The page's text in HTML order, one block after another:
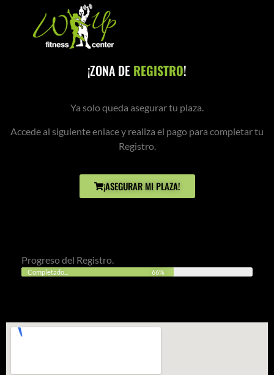
¡ZONA DE REGISTRO!
Ya solo queda asegurar tu plaza.
Accede al siguiente enlace y realiza el pago para completar tu
Registro.
¡ASEGURAR MI PLAZA!
Progreso del Registro.
Completado... 66%